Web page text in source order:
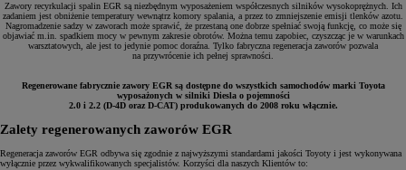
Zawory recyrkulacji spalin EGR są niezbędnym wyposażeniem współczesnych silników wysokoprężnych. Ich
zadaniem jest obniżenie temperatury wewnątrz komory spalania, a przez to zmniejszenie emisji tlenków azotu.
Nagromadzenie sadzy w zaworach może sprawić, że przestaną one dobrze spełniać swoją funkcję, co może się
objawiać m.in. spadkiem mocy w pewnym zakresie obrotów. Można temu zapobiec, czyszcząc je w warunkach
warsztatowych, ale jest to jedynie pomoc doraźna. Tylko fabryczna regeneracja zaworów pozwala
na przywrócenie ich pełnej sprawności.
Regenerowane fabrycznie zawory EGR są dostępne do wszystkich samochodów marki Toyota
wyposażonych w silniki Diesla o pojemności
2.0 i 2.2 (D-4D oraz D-CAT) produkowanych do 2008 roku włącznie.
Zalety regenerowanych zaworów EGR
Regeneracja zaworów EGR odbywa się zgodnie z najwyższymi standardami jakości Toyoty i jest wykonywana
wyłącznie przez wykwalifikowanych specjalistów. Korzyści dla naszych Klientów to: